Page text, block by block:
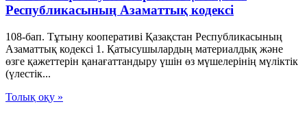
Республикасының Азаматтық кодексi
108-бап. Тұтыну кооперативi Қазақстан Республикасының
Азаматтық кодексi 1. Қатысушылардың материалдық және
өзге қажеттерiн қанағаттандыру үшiн өз мүшелерiнiң мүлiктiк
(үлестiк...
Толық оқу »